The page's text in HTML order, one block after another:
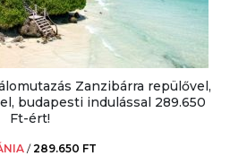
Zanzibárra repülővel,
budapesti indulással 289.650
Ft-ért!
/289.650 FT